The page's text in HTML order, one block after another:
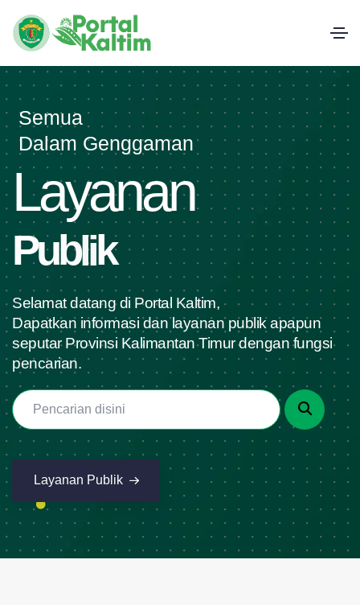
Semua
Dalam Genggaman
Layanan
Publik
Selamat datang di Portal Kaltim,
Dapatkan informasi dan layanan publik apapun
seputar Provinsi Kalimantan Timur dengan fungsi
pencarian.
Layanan Publik